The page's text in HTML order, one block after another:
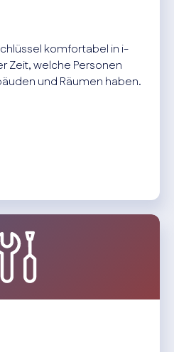
komfortabel in i-
Zeit, welche Personen
und Räumen haben.